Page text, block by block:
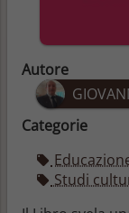
Autore
Categorie
Studi